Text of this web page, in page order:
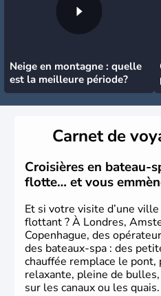
Neige en montagne : quelle
est la meilleure période?
Carnet de
Croisières en bateau-
flotte… et vous
Et si votre visite d’une
flottant ? À Londres,
Copenhague, des
des bateaux-spa : des
chauffée remplace le pont,
relaxante, pleine de
sur les canaux ou les quais.